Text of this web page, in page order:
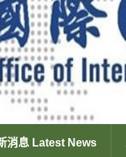
消息 Latest News